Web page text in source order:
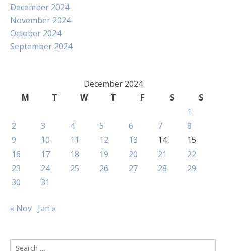
December 2024
November 2024
October 2024
September 2024
December 2024
M
T W T F S
S
1
2
3 4 5 6 7
8
9
10 11 12 13 14
15
16
17 18 19 20 21
22
23
24 25 26 27 28
29
30
31
« Nov Jan »
Search